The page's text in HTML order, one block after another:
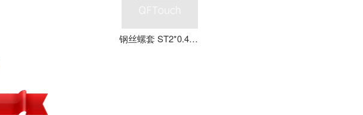
钢丝螺套 ST2*0.4*4 丝套 钢丝牙套 护套 元亨机械